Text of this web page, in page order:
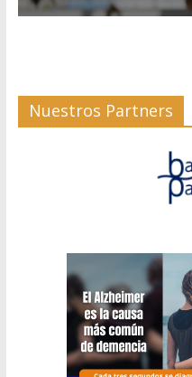
Nuestros Partners